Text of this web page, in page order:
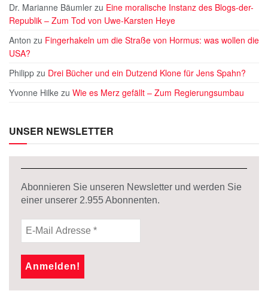
Dr. Marianne Bäumler zu Eine moralische Instanz des Blogs-der-
Republik – Zum Tod von Uwe-Karsten Heye
Anton zu Fingerhakeln um die Straße von Hormus: was wollen die
USA?
Philipp zu Drei Bücher und ein Dutzend Klone für Jens Spahn?
Yvonne Hilke zu Wie es Merz gefällt – Zum Regierungsumbau
UNSER NEWSLETTER
Abonnieren Sie unseren Newsletter und werden Sie
einer unserer 2.955Abonnenten.